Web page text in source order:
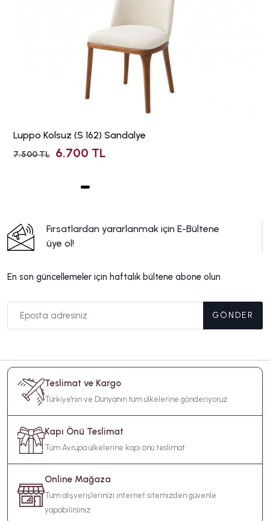
Luppo Kolsuz (S 162) Sandalye
7.500 TL 6.700 TL
Fırsatlardan yararlanmak için E-Bültene
üye ol!
En son güncellemeler için haftalık bültene abone olun
GÖNDER
Teslimat ve Kargo
Türkiye'nin ve Dünyanın tüm ülkelerine gönderiyoruz
Kapı Önü Teslimat
Tüm Avrupa ülkelerine kapı önü teslimat
Online Mağaza
Tüm alışverişlerinizi internet sitemizden güvenle
yapabilirsiniz